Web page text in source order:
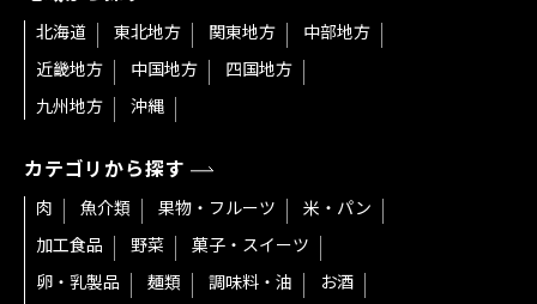
北海道 東北地方 関東地方
中部地方
近畿地方
中国地方
四国地方
九州地方
沖縄
カテゴリから探す
肉 魚介類 果物・フルーツ
米・パン
加工食品
野菜
菓子・スイーツ
卵・乳製品
麺類 調味料・油
お酒